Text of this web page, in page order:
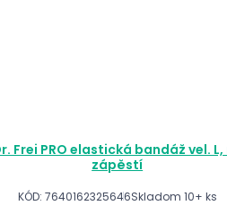
Frei PRO elastická bandáž vel. L,
zápěstí
KÓD: 7640162325646Skladom 10+ ks